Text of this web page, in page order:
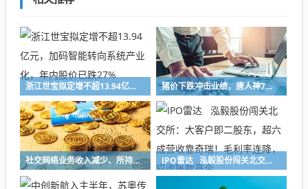
浙江世宝拟定增不超13.94亿元，加码智能转向系统产业化，年内股价已跌27% 猪价下跌冲击业绩，唐人神7月生猪销售收入下降47%，中报预亏超8亿元创新高
社交网络业务收入减少、所持加密货币减值，映宇宙预计上半年净利缩水30% IPO雷达 泓毅股份闯关北交所：大客户即二股东，超六成营收靠奇瑞！毛利率连降，应收账款高企